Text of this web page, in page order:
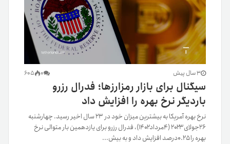
3 سال پیش 0
605
سیگنال برای بازار رمزارزها؛ فدرال رزرو
باردیگر نرخ بهره را افزایش داد
نرخ بهره آمریکا به بیشترین میزان خود در ۲۳ سال اخیر رسید. چهارشنبه
۲۶‌جولای۲۰۲۳ (۴‌مرداد۱۴۰۲)، فدرال رزرو برای یازدهمین بار متوالی نرخ
بهره را ۰.۲۵‌درصد افزایش داد و به بیش...